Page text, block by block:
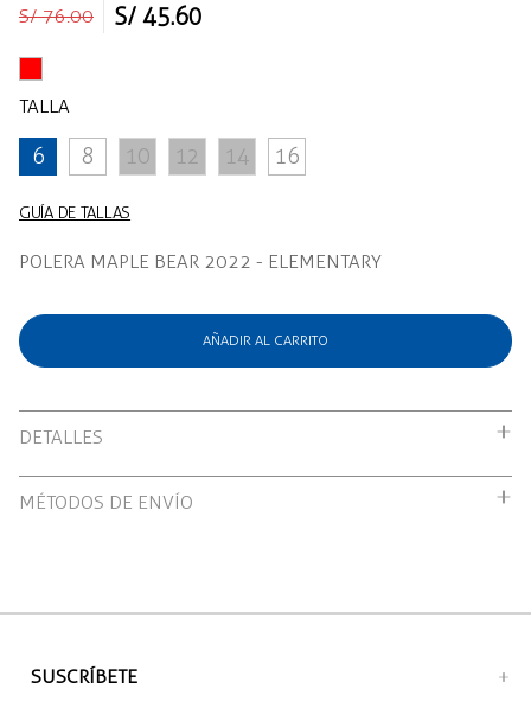
Precio
S/ 76.00
Precio
S/ 45.60
TALLA
6 8 10 12 14 16
GUÍA DE TALLAS
POLERA MAPLE BEAR 2022 - ELEMENTARY
AÑADIR AL CARRITO
DETALLES
POLERA MAPLE BEAR 2022 - ELEMENTARY
MÉTODOS DE ENVÍO
Envío a domicilio: S/12.00 soles
SUSCRÍBETE